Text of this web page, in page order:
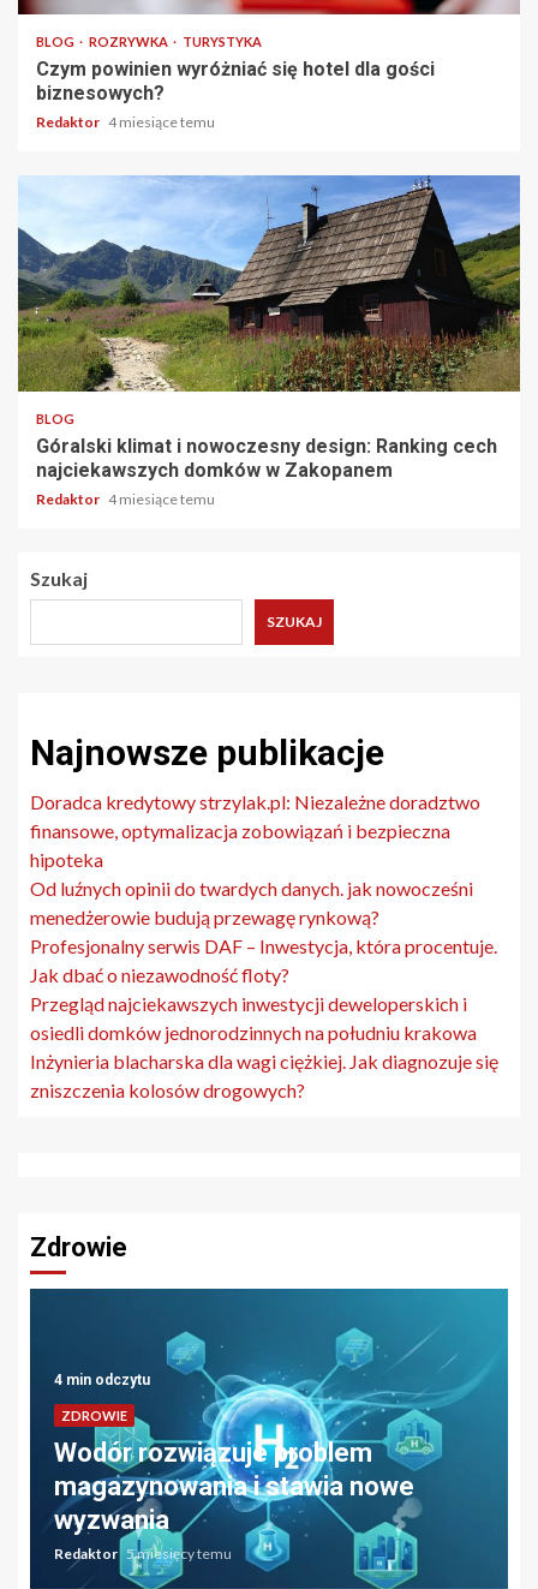
BLOG ROZRYWKA TURYSTYKA
Czym powinien wyróżniać się hotel dla gości
biznesowych?
Redaktor 4 miesiące temu
4 min odczytu
BLOG
Góralski klimat i nowoczesny design: Ranking cech
najciekawszych domków w Zakopanem
Redaktor 4 miesiące temu
Szukaj
SZUKAJ
Najnowsze publikacje
Doradca kredytowy strzylak.pl: Niezależne doradztwo
finansowe, optymalizacja zobowiązań i bezpieczna
hipoteka
Od luźnych opinii do twardych danych. jak nowocześni
menedżerowie budują przewagę rynkową?
Profesjonalny serwis DAF – Inwestycja, która procentuje.
Jak dbać o niezawodność floty?
Przegląd najciekawszych inwestycji deweloperskich i
osiedli domków jednorodzinnych na południu krakowa
Inżynieria blacharska dla wagi ciężkiej. Jak diagnozuje się
zniszczenia kolosów drogowych?
Zdrowie
4 min odczytu
ZDROWIE
Wodór rozwiązuje problem
magazynowania i stawia nowe
wyzwania
Redaktor 5 miesięcy temu